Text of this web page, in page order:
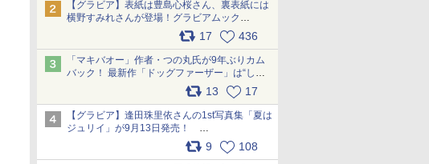
【グラビア】表紙は豊島心桜さん、裏表紙には
横野すみれさんが登場！グラビアムック
「PARADE」2026夏号が本日発売
17 436
「マキバオー」作者・つの丸氏が9年ぶりカム
バック！ 最新作「ドッグファーザー」は“しゃ
べらない動物”とのリアルな暮らしを描く 「も
うこれ以上の幸せはない」……一緒に暮らす愛
犬たちへ… pic.x.com/hEr88DgVyD
13 17
【グラビア】逢田珠里依さんの1st写真集「夏は
ジュリイ」が9月13日発売！
9 108